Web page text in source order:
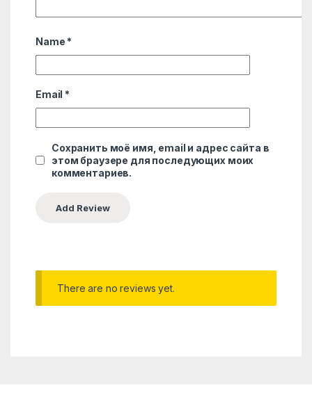
Name *
Email *
Сохранить моё имя, email и адрес сайта в
этом браузере для последующих моих
комментариев.
There are no reviews yet.